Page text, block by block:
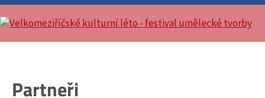
Partneři